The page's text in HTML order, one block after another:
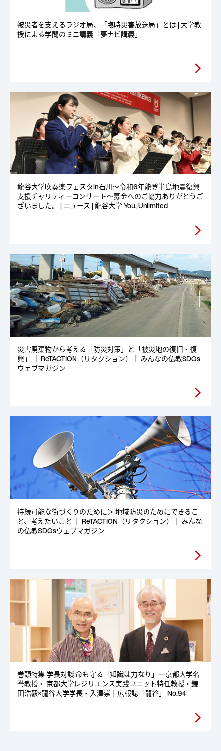
被災者を支えるラジオ局、「臨時災害放送局」とは | 大学教
授による学問のミニ講義「夢ナビ講義」
arrow_forward_ios
龍谷大学吹奏楽フェスタin石川～令和6年能登半島地震復興
支援チャリティーコンサート～募金へのご協力ありがとうご
ざいました。 | ニュース | 龍谷大学 You, Unlimited
arrow_forward_ios
災害廃棄物から考える「防災対策」と「被災地の復旧・復
興」 ｜ ReTACTION（リタクション）｜ みんなの仏教SDGs
ウェブマガジン
arrow_forward_ios
持続可能な街づくりのために＞ 地域防災のためにできるこ
と、考えたいこと ｜ ReTACTION（リタクション）｜ みんな
の仏教SDGsウェブマガジン
arrow_forward_ios
巻頭特集 学長対談 命も守る「知識は力なり」ー京都大学名
誉教授・ 京都大学レジリエンス実践ユニット特任教授・鎌
田浩毅×龍谷大学学長・入澤崇｜広報誌「龍谷」 No.94
arrow_forward_ios